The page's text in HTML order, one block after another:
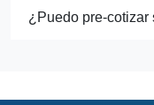
¿Puedo pre-cotizar